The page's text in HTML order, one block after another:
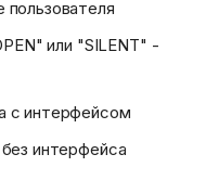
пользователя
или "SILENT" -
с интерфейсом
интерфейса